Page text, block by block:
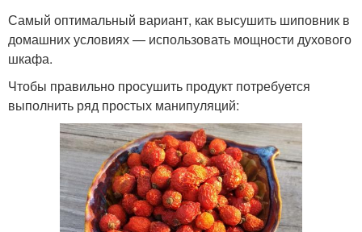
Самый оптимальный вариант, как высушить шиповник в
домашних условиях — использовать мощности духового
шкафа.
Чтобы правильно просушить продукт потребуется
выполнить ряд простых манипуляций: